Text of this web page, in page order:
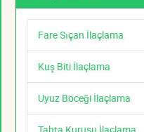
Fare Sıçan İlaçlama
Kuş Biti İlaçlama
Uyuz Böceği İlaçlama